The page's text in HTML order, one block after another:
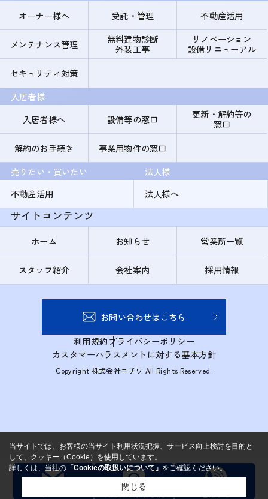
オーナー様へ
受託・管理 不動産活用
メンテナンス管理
無料建物診断
外装工事
リノベーション
設備リニューアル
セキュリティ対策
入居者様
入居者様へ
設備等の窓口
更新・解約等の
窓口
解約のお手続き
事業用物件の窓口
売りたい・買いたい
不動産活用
法人様
法人様へ
サイトコンテンツ
ホーム お知らせ 営業所一覧
スタッフ紹介 会社案内 採用情報
お問い合わせはこちら
利用規約プライバシーポリシー
カスタマーハラスメントに対する基本方針
Copyright 株式会社ニチワ All Rights Reserved.
当サイトでは、お客様の当サイト利用状況把握、サービス向上検討を目的と
して、クッキー（Cookie）を使用しています。
詳しくは、当社の 「Cookieの取扱いについて」 をご確認ください。
閉じる